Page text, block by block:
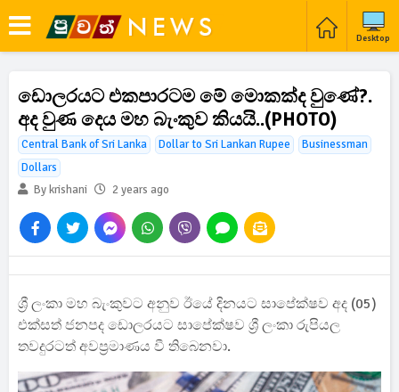
Desktop
ඩොලරයට එකපාරටම මේ මොකක්ද වුණේ?.
අද වුණ දෙය මහ බැංකුව කියයි..(PHOTO)
Central Bank of Sri Lanka Dollar to Sri Lankan Rupee
Businessman
Dollars
By krishani
2 years ago
ශ්‍රී ලංකා මහ බැංකුවට අනුව ඊයේ දිනයට සාපේක්ෂව අද (05)
එක්සත් ජනපද ඩොලරයට සාපේක්ෂව ශ්‍රී ලංකා රුපියල
තවදුරටත් අවප්‍රමාණය වී තිබෙනවා.